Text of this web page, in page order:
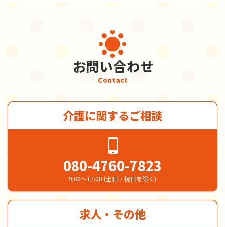
お問い合わせ
Contact
介護に関するご相談
080-4760-7823
9:00～17:00 (土日・祝日を除く)
求人・その他